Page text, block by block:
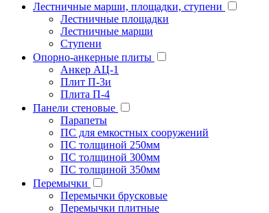
Лестничные марши, площадки, ступени
Лестничные площадки
Лестничные марши
Ступени
Опорно-анкерные плиты
Анкер АЦ-1
Плит П-3и
Плита П-4
Панели стеновые
Парапеты
ПС для емкостных сооружений
ПС толщиной 250мм
ПС толщиной 300мм
ПС толщиной 350мм
Перемычки
Перемычки брусковые
Перемычки плитные